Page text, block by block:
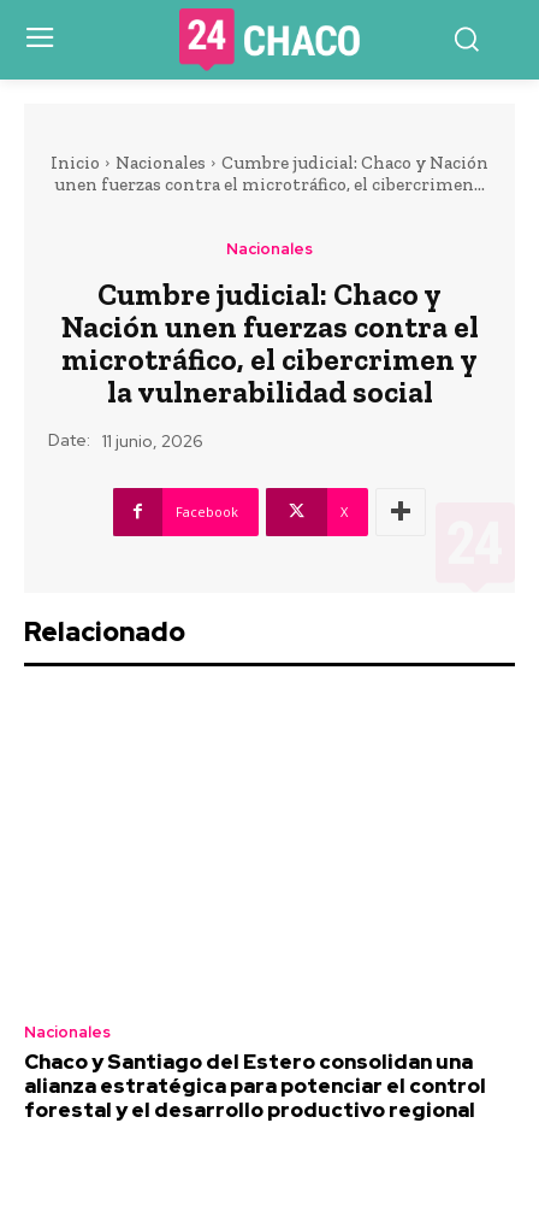
Inicio Nacionales
Cumbre judicial: Chaco y Nación
unen fuerzas contra el microtráfico, el cibercrimen...
Nacionales
Cumbre judicial: Chaco y
Nación unen fuerzas contra el
microtráfico, el cibercrimen y
la vulnerabilidad social
Date: 11 junio, 2026
Facebook X
Relacionado
Nacionales
Chaco y Santiago del Estero consolidan una
alianza estratégica para potenciar el control
forestal y el desarrollo productivo regional